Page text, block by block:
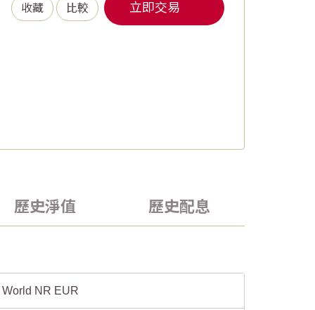
收藏 比較 立即交易
歷史淨值 歷史配息
NR EUR